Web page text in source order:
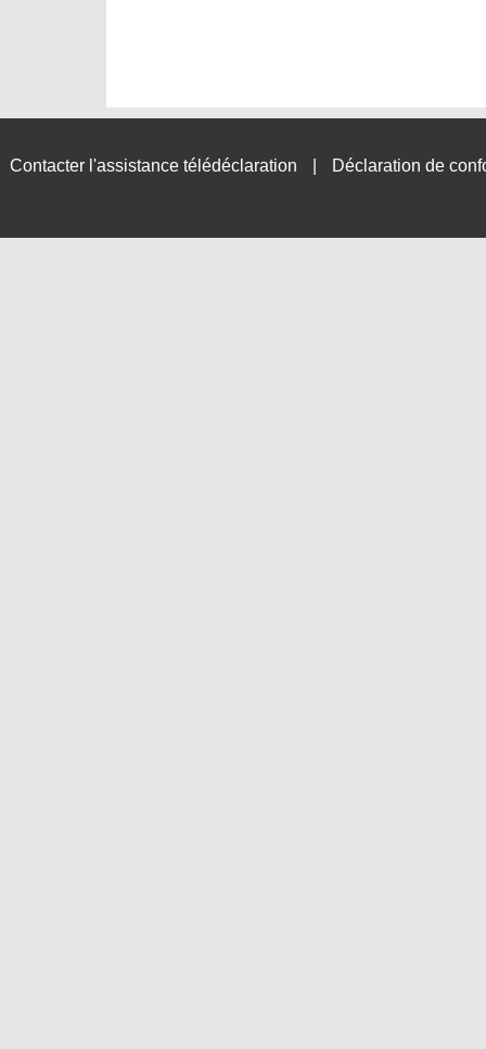
Contacter l'assistance télédéclaration Déclaration de